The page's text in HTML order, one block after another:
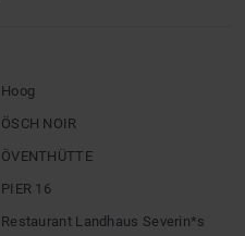
Hoog
ÖSCH NOIR
ÖVENTHÜTTE
PIER 16
Restaurant Landhaus Severin*s